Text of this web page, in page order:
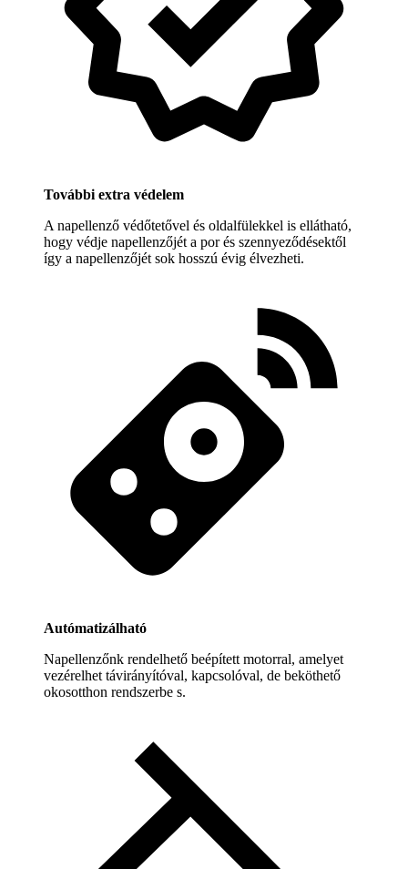
További extra védelem
A napellenző védőtetővel és oldalfülekkel is ellátható,
hogy védje napellenzőjét a por és szennyeződésektől
így a napellenzőjét sok hosszú évig élvezheti.
Autómatizálható
Napellenzőnk rendelhető beépített motorral, amelyet
vezérelhet távirányítóval, kapcsolóval, de beköthető
okosotthon rendszerbe s.